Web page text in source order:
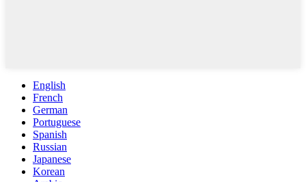
English
French
German
Portuguese
Spanish
Russian
Japanese
Korean